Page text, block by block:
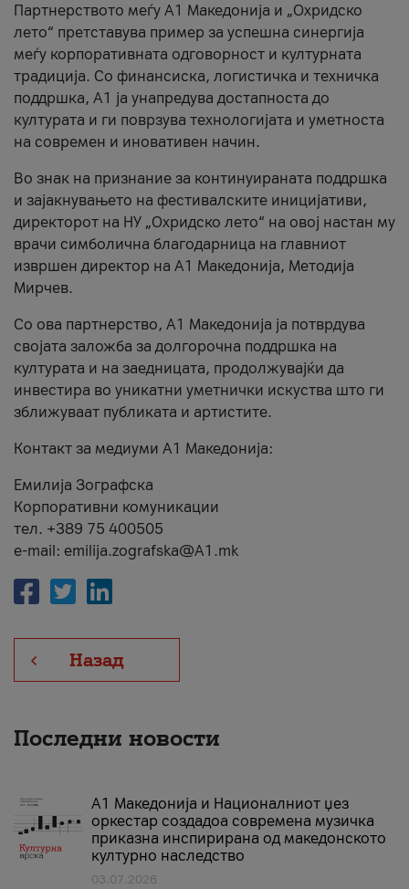
Партнерството меѓу A1 Македонија и „Охридско
лето“ претставува пример за успешна синергија
меѓу корпоративната одговорност и културната
традиција. Со финансиска, логистичка и техничка
поддршка, A1 ја унапредува достапноста до
културата и ги поврзува технологијата и уметноста
на современ и иновативен начин.
Во знак на признание за континуираната поддршка
и зајакнувањето на фестивалските иницијативи,
директорот на НУ „Охридско лето“ на овој настан му
врачи симболична благодарница на главниот
извршен директор на A1 Македонија, Методија
Мирчев.
Со ова партнерство, A1 Македонија ја потврдува
својата заложба за долгорочна поддршка на
културата и на заедницата, продолжувајќи да
инвестира во уникатни уметнички искуства што ги
зближуваат публиката и артистите.
Контакт за медиуми А1 Македонија:
Емилија Зографска
Корпоративни комуникации
тел. +389 75 400505
e-mail: emilija.zografska@A1.mk
Назад
Последни новости
А1 Македонија и Националниот џез
оркестар создадоа современа музичка
приказна инспирирана од македонското
културно наследство
03.07.2026